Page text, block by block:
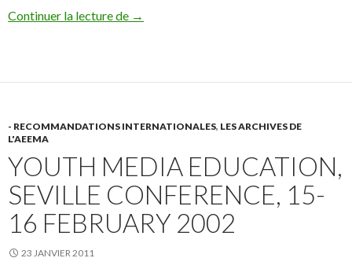
Continuer la lecture de First International Conference on Media
→
- RECOMMANDATIONS INTERNATIONALES, LES ARCHIVES DE
L'AEEMA
YOUTH MEDIA EDUCATION,
SEVILLE CONFERENCE, 15-
16 FEBRUARY 2002
23 JANVIER 2011